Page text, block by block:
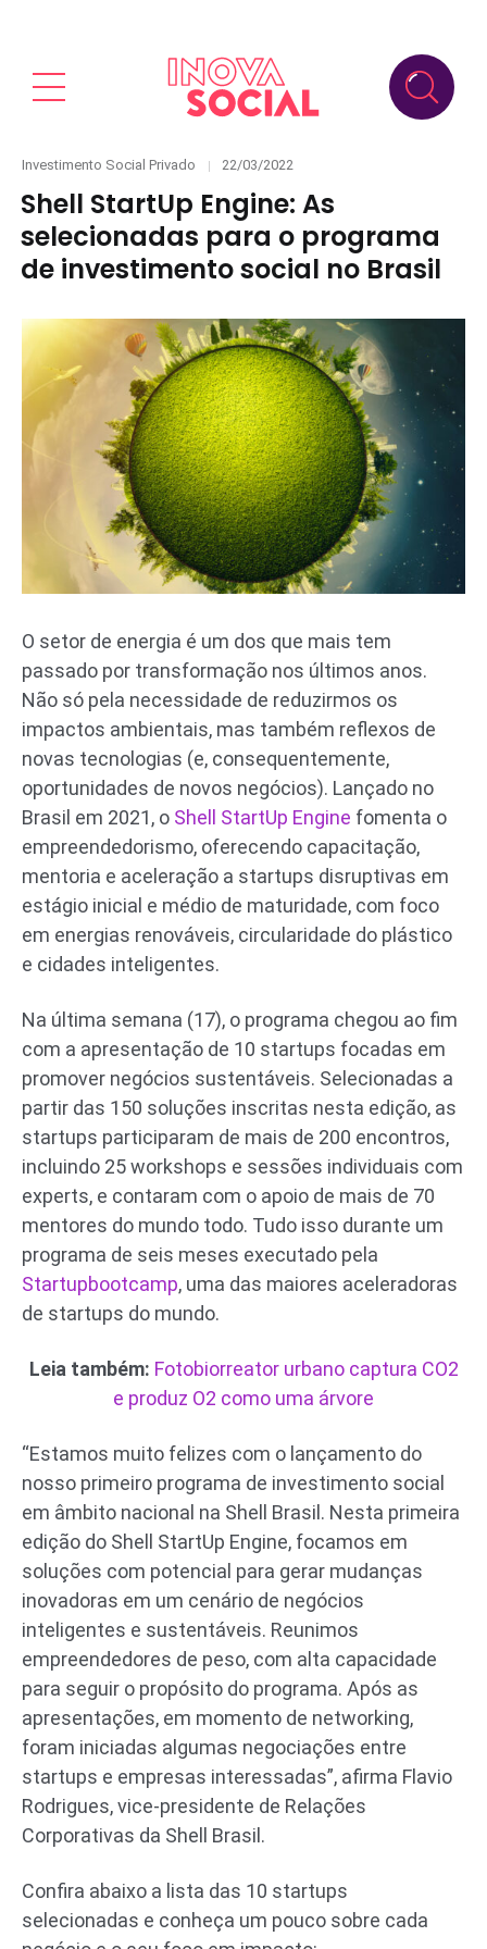
Categories
Investimento Social Privado
Posted
22/03/2022
Shell StartUp Engine: As
selecionadas para o programa
de investimento social no Brasil
O setor de energia é um dos que mais tem
passado por transformação nos últimos anos.
Não só pela necessidade de reduzirmos os
impactos ambientais, mas também reflexos de
novas tecnologias (e, consequentemente,
oportunidades de novos negócios). Lançado no
Brasil em 2021, o Shell StartUp Engine fomenta o
empreendedorismo, oferecendo capacitação,
mentoria e aceleração a startups disruptivas em
estágio inicial e médio de maturidade, com foco
em energias renováveis, circularidade do plástico
e cidades inteligentes.
Na última semana (17), o programa chegou ao fim
com a apresentação de 10 startups focadas em
promover negócios sustentáveis. Selecionadas a
partir das 150 soluções inscritas nesta edição, as
startups participaram de mais de 200 encontros,
incluindo 25 workshops e sessões individuais com
experts, e contaram com o apoio de mais de 70
mentores do mundo todo. Tudo isso durante um
programa de seis meses executado pela
Startupbootcamp, uma das maiores aceleradoras
de startups do mundo.
Leia também: Fotobiorreator urbano captura CO2
e produz O2 como uma árvore
“Estamos muito felizes com o lançamento do
nosso primeiro programa de investimento social
em âmbito nacional na Shell Brasil. Nesta primeira
edição do Shell StartUp Engine, focamos em
soluções com potencial para gerar mudanças
inovadoras em um cenário de negócios
inteligentes e sustentáveis. Reunimos
empreendedores de peso, com alta capacidade
para seguir o propósito do programa. Após as
apresentações, em momento de networking,
foram iniciadas algumas negociações entre
startups e empresas interessadas”, afirma Flavio
Rodrigues, vice-presidente de Relações
Corporativas da Shell Brasil.
Confira abaixo a lista das 10 startups
selecionadas e conheça um pouco sobre cada